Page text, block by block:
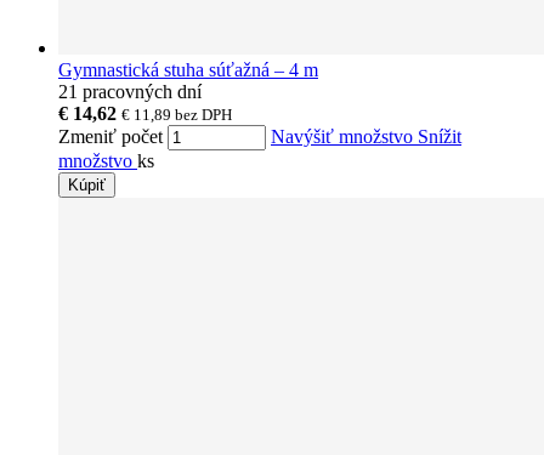
Gymnastická stuha súťažná – 4 m
21 pracovných dní
€ 14,62 € 11,89 bez DPH
Zmeniť počet Navýšiť množstvo Snížit
množstvo ks
Kúpiť